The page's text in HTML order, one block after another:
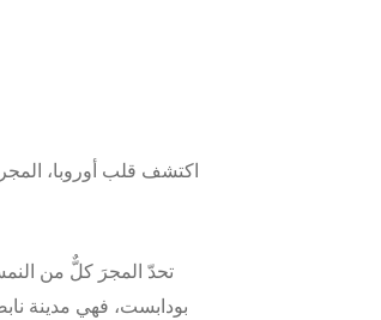
اكتشف قلب أوروبا،
تحدّ المجرَ كلٌّ من
بودابست، فهي مدينة